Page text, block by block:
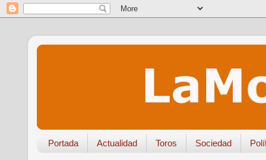
Portada Actualidad Toros Sociedad